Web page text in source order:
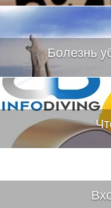
Болезнь